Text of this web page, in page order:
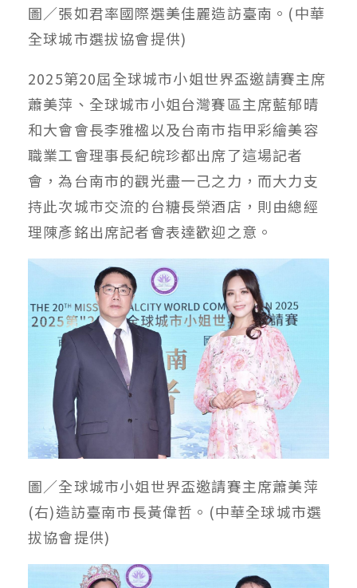
圖／張如君率國際選美佳麗造訪臺南。(中華
全球城市選拔協會提供)
2025第20屆全球城市小姐世界盃邀請賽主席
蕭美萍、全球城市小姐台灣賽區主席藍郁晴
和大會會長李雅楹以及台南市指甲彩繪美容
職業工會理事長紀皖珍都出席了這場記者
會，為台南市的觀光盡一己之力，而大力支
持此次城市交流的台糖長榮酒店，則由總經
理陳彥銘出席記者會表達歡迎之意。
圖／全球城市小姐世界盃邀請賽主席蕭美萍
(右)造訪臺南市長黃偉哲。(中華全球城市選
拔協會提供)